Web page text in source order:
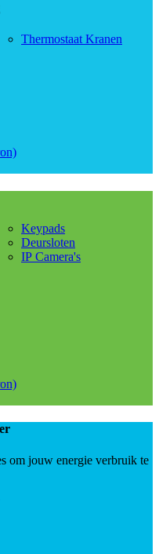
Thermostaat Kranen
Keypads
Deursloten
IP Camera's
om jouw energie verbruik te